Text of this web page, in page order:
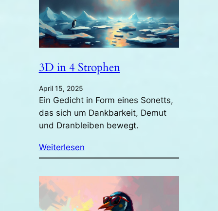
3D in 4 Strophen
April 15, 2025
Ein Gedicht in Form eines Sonetts,
das sich um Dankbarkeit, Demut
und Dranbleiben bewegt.
Weiterlesen